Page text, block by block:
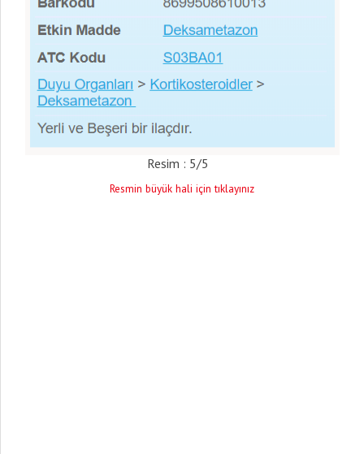
Resim : 5/5
Resmin büyük hali için tıklayınız